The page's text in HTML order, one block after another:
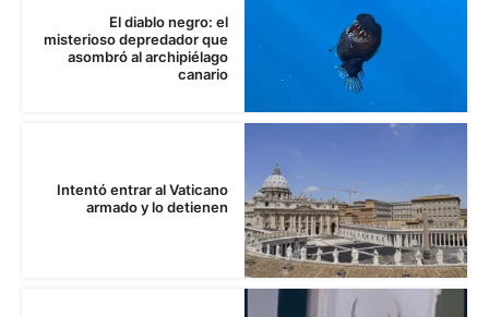
El diablo negro: el
misterioso depredador que
asombró al archipiélago
canario
Intentó entrar al Vaticano
armado y lo detienen